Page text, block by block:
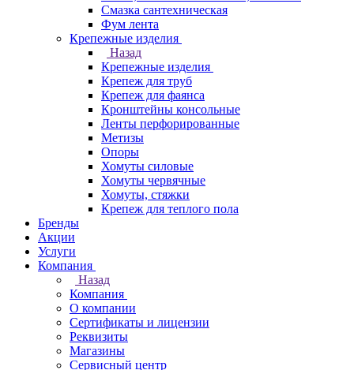
Смазка сантехническая
Фум лента
Крепежные изделия
Назад
Крепежные изделия
Крепеж для труб
Крепеж для фаянса
Кронштейны консольные
Ленты перфорированные
Метизы
Опоры
Хомуты силовые
Хомуты червячные
Хомуты, стяжки
Крепеж для теплого пола
Бренды
Акции
Услуги
Компания
Назад
Компания
О компании
Сертификаты и лицензии
Реквизиты
Магазины
Сервисный центр